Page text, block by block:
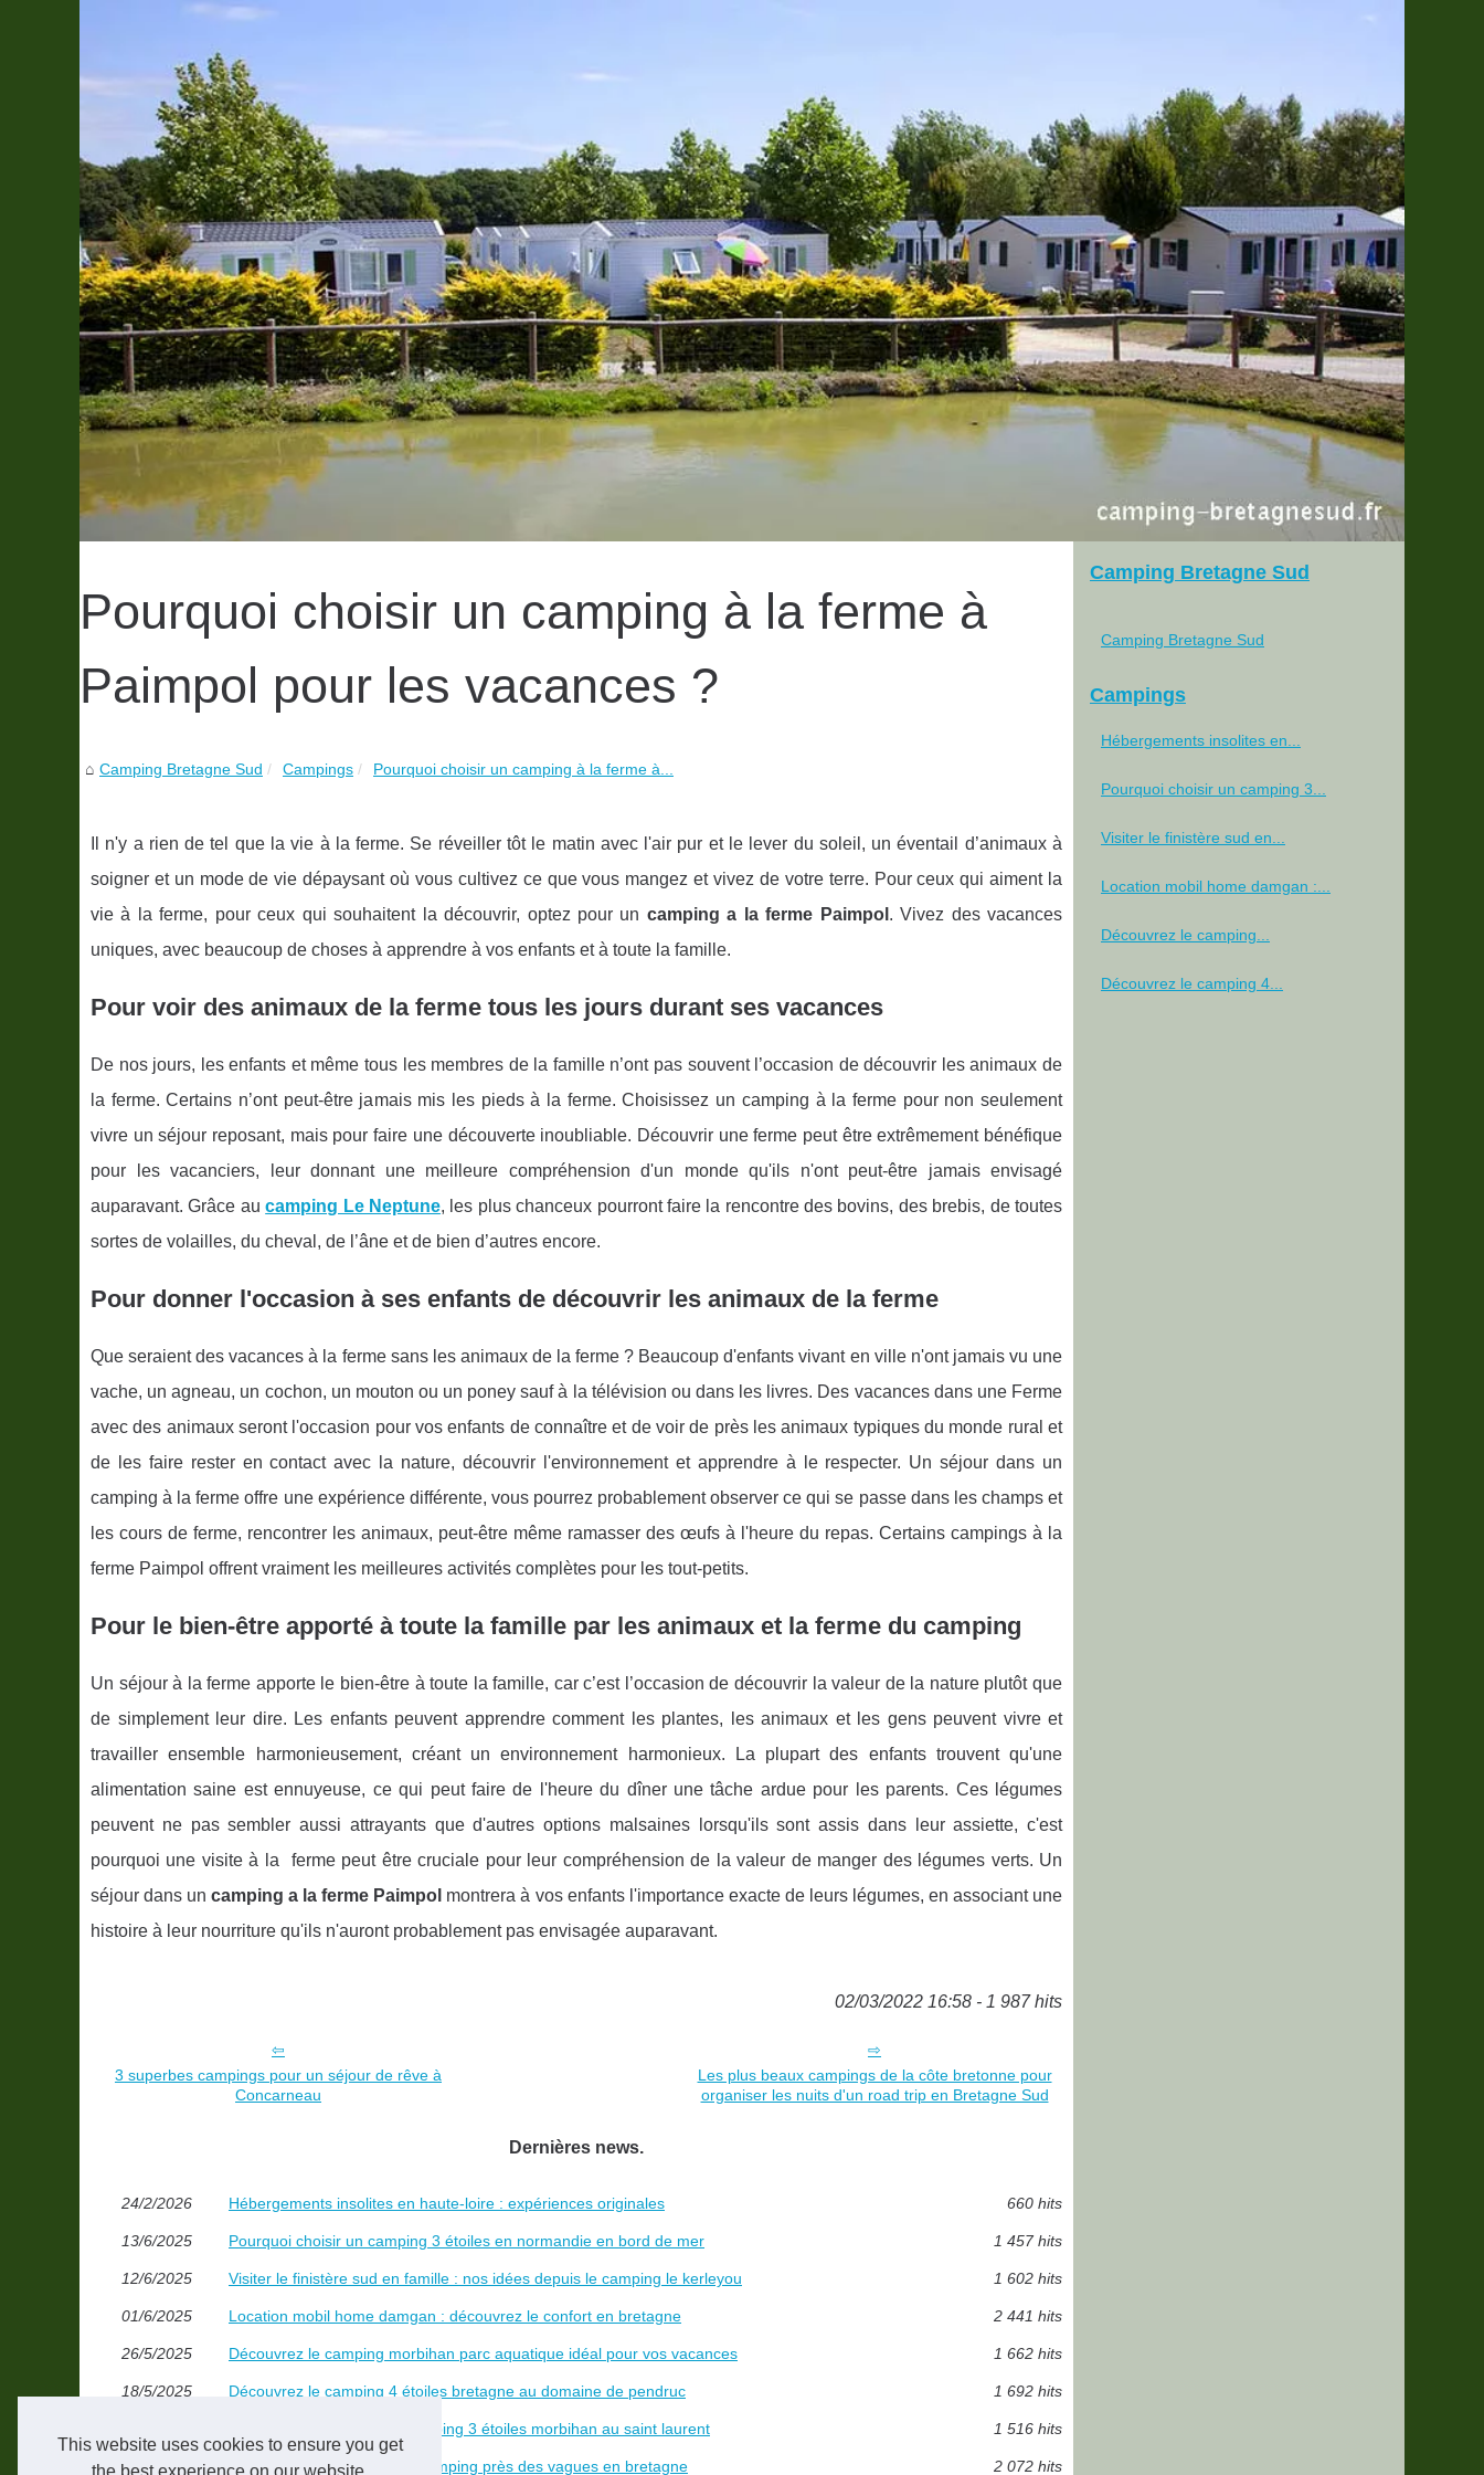
This website uses cookies to ensure you get
Pourquoi choisir un camping à la ferme à
Paimpol pour les vacances ?
Camping Bretagne Sud Campings Pourquoi choisir un camping à la ferme à...
Il n'y a rien de tel que la vie à la ferme. Se réveiller tôt le matin avec l'air pur et le lever du soleil, un éventail d’animaux à
soigner et un mode de vie dépaysant où vous cultivez ce que vous mangez et vivez de votre terre. Pour ceux qui aiment la
vie à la ferme, pour ceux qui souhaitent la découvrir, optez pour un camping a la ferme Paimpol . Vivez des vacances
uniques, avec beaucoup de choses à apprendre à vos enfants et à toute la famille.
Pour voir des animaux de la ferme tous les jours durant ses vacances
De nos jours, les enfants et même tous les membres de la famille n’ont pas souvent l’occasion de découvrir les animaux de
la ferme. Certains n’ont peut-être jamais mis les pieds à la ferme. Choisissez un camping à la ferme pour non seulement
vivre un séjour reposant, mais pour faire une découverte inoubliable. Découvrir une ferme peut être extrêmement bénéfique
pour les vacanciers, leur donnant une meilleure compréhension d'un monde qu'ils n'ont peut-être jamais envisagé
auparavant. Grâce aucamping Le Neptune, les plus chanceux pourront faire la rencontre des bovins, des brebis, de toutes
sortes de volailles, du cheval, de l’âne et de bien d’autres encore.
Pour donner l'occasion à ses enfants de découvrir les animaux de la ferme
Que seraient des vacances à la ferme sans les animaux de la ferme ? Beaucoup d'enfants vivant en ville n'ont jamais vu une
vache, un agneau, un cochon, un mouton ou un poney sauf à la télévision ou dans les livres. Des vacances dans une Ferme
avec des animaux seront l'occasion pour vos enfants de connaître et de voir de près les animaux typiques du monde rural et
de les faire rester en contact avec la nature, découvrir l'environnement et apprendre à le respecter. Un séjour dans un
camping à la ferme offre une expérience différente, vous pourrez probablement observer ce qui se passe dans les champs et
les cours de ferme, rencontrer les animaux, peut-être même ramasser des œufs à l'heure du repas. Certains campings à la
ferme Paimpol offrent vraiment les meilleures activités complètes pour les tout-petits.
Pour le bien-être apporté à toute la famille par les animaux et la ferme du camping
Un séjour à la ferme apporte le bien-être à toute la famille, car c’est l’occasion de découvrir la valeur de la nature plutôt que
de simplement leur dire. Les enfants peuvent apprendre comment les plantes, les animaux et les gens peuvent vivre et
travailler ensemble harmonieusement, créant un environnement harmonieux. La plupart des enfants trouvent qu'une
alimentation saine est ennuyeuse, ce qui peut faire de l'heure du dîner une tâche ardue pour les parents. Ces légumes
peuvent ne pas sembler aussi attrayants que d'autres options malsaines lorsqu'ils sont assis dans leur assiette, c'est
pourquoi une visite à la ferme peut être cruciale pour leur compréhension de la valeur de manger des légumes verts. Un
séjour dans uncamping a la ferme Paimpol montrera à vos enfants l'importance exacte de leurs légumes, en associant une
histoire à leur nourriture qu'ils n'auront probablement pas envisagée auparavant.
02/03/2022 16:58 - 1 987 hits
3 superbes campings pour un séjour de rêve à
Concarneau
Les plus beaux campings de la côte bretonne pour
organiser les nuits d'un road trip en Bretagne Sud
Dernières news.
24/2/2026 Hébergements insolites en haute-loire : expériences originales 660 hits
13/6/2025 Pourquoi choisir un camping 3 étoiles en normandie en bord de mer 1 457 hits
12/6/2025 Visiter le finistère sud en famille : nos idées depuis le camping le kerleyou 1 602 hits
01/6/2025 Location mobil home damgan : découvrez le confort en bretagne 2 441 hits
26/5/2025 Découvrez le camping morbihan parc aquatique idéal pour vos vacances 1 662 hits
18/5/2025 Découvrez le camping 4 étoiles bretagne au domaine de pendruc 1 692 hits
Découvrez le charme du camping 3 étoiles morbihan au saint laurent 1 516 hits
21/3/2025 Vacances surf : profitez du camping près des vagues en bretagne 2 072 hits
Camping Bretagne Sud
Camping Bretagne Sud
Campings
Hébergements insolites en...
Pourquoi choisir un camping 3...
Visiter le finistère sud en...
Location mobil home damgan :...
Découvrez le camping...
Découvrez le camping 4...